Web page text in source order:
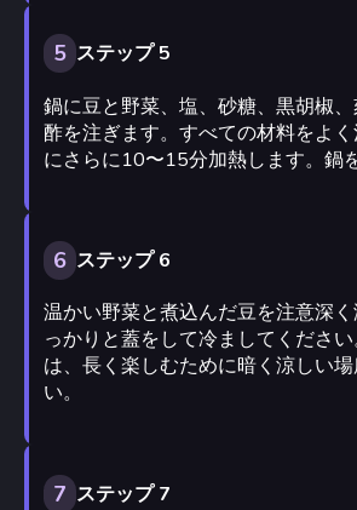
5 ステップ 5
鍋に豆と野菜、塩、砂糖、黒胡椒
酢を注ぎます。すべての材料をよ
にさらに10〜15分加熱します。鍋
6 ステップ 6
温かい野菜と煮込んだ豆を注意深
っかりと蓋をして冷ましてくださ
は、長く楽しむために暗く涼しい
い。
7 ステップ 7